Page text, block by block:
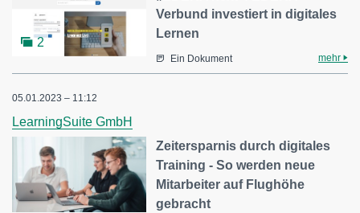
2
Verbund investiert in digitales
Lernen
Ein Dokument mehr
05.01.2023 – 11:12
LearningSuite GmbH
Zeitersparnis durch digitales
Training - So werden neue
Mitarbeiter auf Flughöhe
gebracht